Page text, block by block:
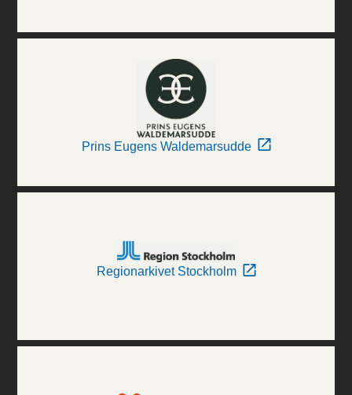
Prins Eugens Waldemarsudde
Regionarkivet Stockholm